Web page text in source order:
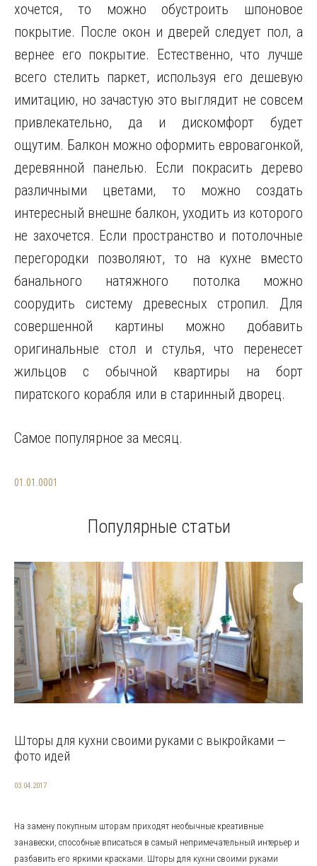
хочется, то можно обустроить шпоновое
покрытие. После окон и дверей следует пол, а
вернее его покрытие. Естественно, что лучше
всего стелить паркет, используя его дешевую
имитацию, но зачастую это выглядит не совсем
привлекательно, да и дискомфорт будет
ощутим. Балкон можно оформить евровагонкой,
деревянной панелью. Если покрасить дерево
различными цветами, то можно создать
интересный внешне балкон, уходить из которого
не захочется. Если пространство и потолочные
перегородки позволяют, то на кухне вместо
банального натяжного потолка можно
соорудить систему древесных стропил. Для
совершенной картины можно добавить
оригинальные стол и стулья, что перенесет
жильцов с обычной квартиры на борт
пиратского корабля или в старинный дворец.
Самое популярное за месяц.
01.01.0001
Популярные статьи
Шторы для кухни своими руками с выкройками —
фото идей
03.04.2017
На замену покупным шторам приходят необычные креативные
занавески, способные вписаться в самый непримечательный интерьер и
разбавить его яркими красками. Шторы для кухни своими руками